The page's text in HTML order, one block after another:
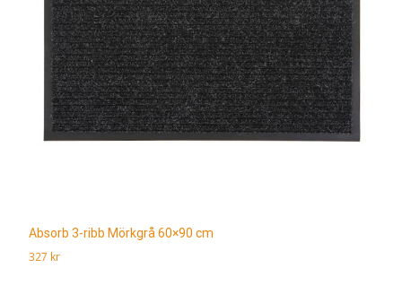
Absorb 3-ribb Mörkgrå 60×90 cm
327 kr